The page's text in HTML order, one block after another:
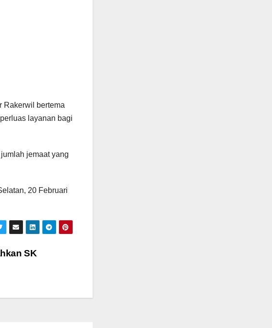
Rakerwil bertema
layanan bagi
jemaat yang
20 Februari
SK